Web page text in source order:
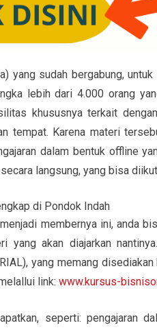
yang sudah bergabung,
lebih dari 4.000 orang
khususnya terkait
tempat. Karena materi
dalam bentuk offline
langsung, yang bisa
membernya ini, anda
yang akan diajarkan
yang memang
link: www.kursus-
seperti: pengajaran